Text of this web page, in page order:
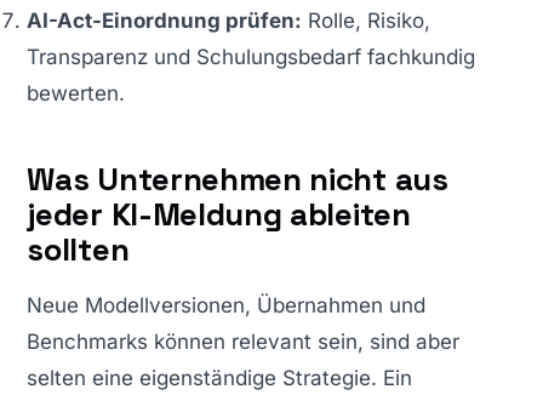
AI-Act-Einordnung prüfen: Rolle, Risiko,
Transparenz und Schulungsbedarf fachkundig
bewerten.
Was Unternehmen nicht aus
jeder KI-Meldung ableiten
sollten
Neue Modellversionen, Übernahmen und
Benchmarks können relevant sein, sind aber
selten eine eigenständige Strategie. Ein